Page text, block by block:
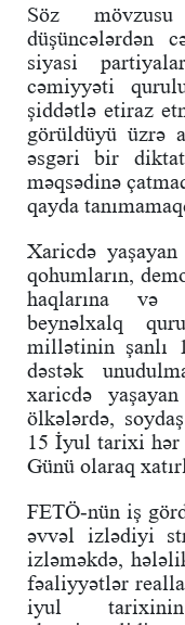
Söz
düşüncələrdən
siyasi
cəmiyyəti
şiddətlə etiraz
görüldüyü üzrə
əsgəri bir
məqsədinə
qayda
Xaricdə
qohumların,
haqlarına və
beynəlxalq
millətinin şanlı
dəstək
xaricdə
ölkələrdə,
15 İyul tarixi
Günü olaraq
FETÖ-nün iş
əvvəl izlədiyi
izləməkdə,
fəaliyyətlər
iyul tarixinin